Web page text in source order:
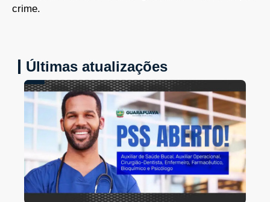
crime.
Últimas atualizações